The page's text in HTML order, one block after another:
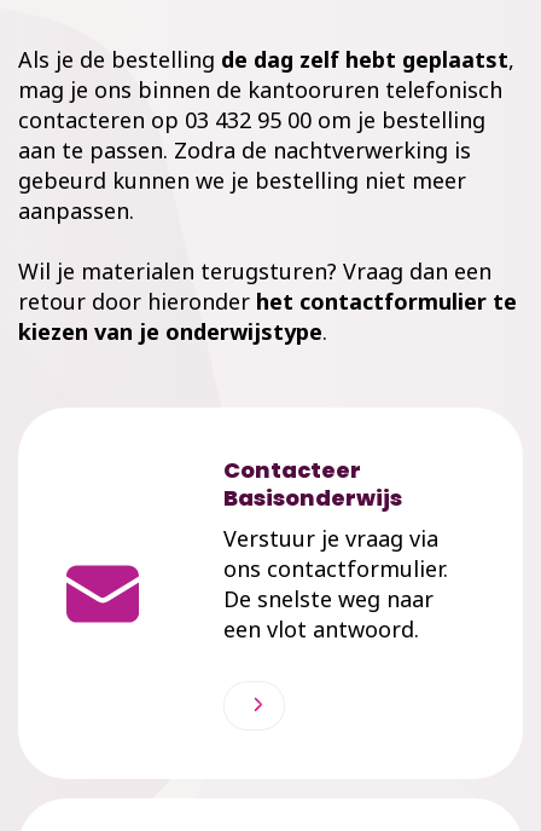
Als je de bestelling de dag zelf hebt geplaatst,
mag je ons binnen de kantooruren telefonisch
contacteren op 03 432 95 00 om je bestelling
aan te passen. Zodra de nachtverwerking is
gebeurd kunnen we je bestelling niet meer
aanpassen.
Wil je materialen terugsturen? Vraag dan een
retour door hieronder het contactformulier te
kiezen van je onderwijstype.
Contacteer
Basisonderwijs
Verstuur je vraag via
ons contactformulier.
De snelste weg naar
een vlot antwoord.